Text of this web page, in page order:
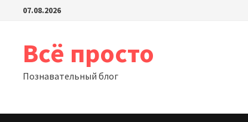
Перейти07.08.2026
Всё просто
Познавательный блог